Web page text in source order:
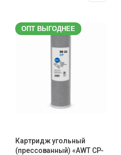
ОПТ ВЫГОДНЕЕ
Картридж угольный
(прессованный) «AWT CP-